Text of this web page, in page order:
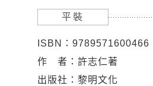
平裝
ISBN：9789571600466
作 者：許志仁著
出版社：黎明文化